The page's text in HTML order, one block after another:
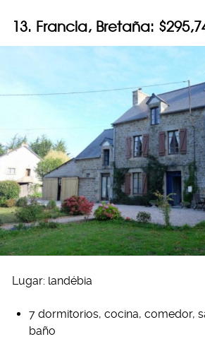
13. Francia, Bretaña:
Lugar: landébia
7 dormitorios, cocina, comedor,
baño